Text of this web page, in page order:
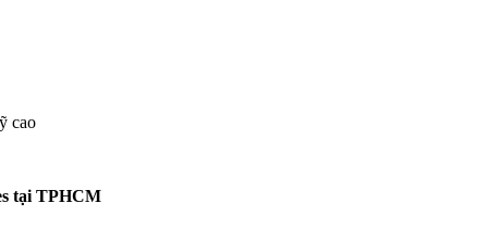
cao
tại TPHCM